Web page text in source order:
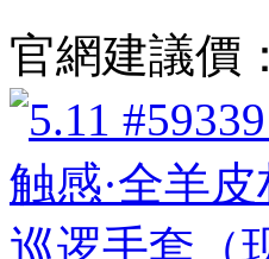
官網建議價：